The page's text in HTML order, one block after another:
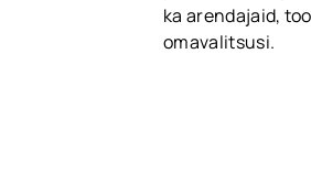
ka arendajaid,
omavalitsusi.